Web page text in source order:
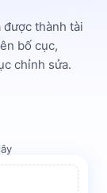
được thành tài
bố cục,
chỉnh sửa.